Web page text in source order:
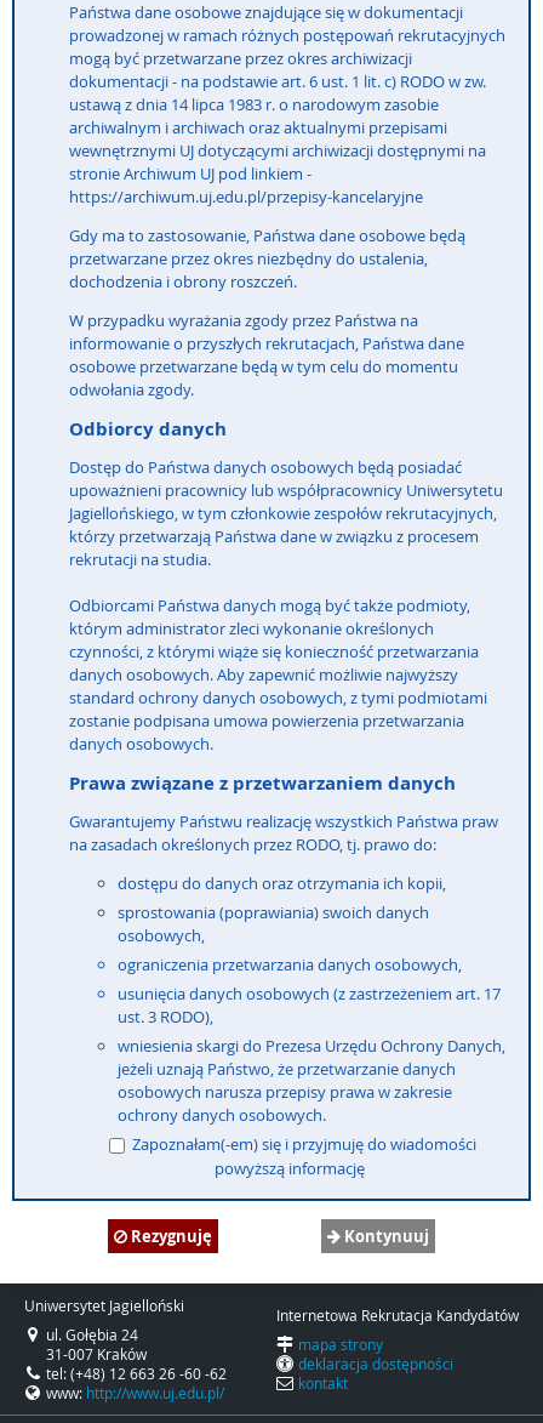
Państwa dane osobowe znajdujące się w dokumentacji
prowadzonej w ramach różnych postępowań rekrutacyjnych
mogą być przetwarzane przez okres archiwizacji
dokumentacji - na podstawie art. 6 ust. 1 lit. c) RODO w zw.
ustawą z dnia 14 lipca 1983 r. o narodowym zasobie
archiwalnym i archiwach oraz aktualnymi przepisami
wewnętrznymi UJ dotyczącymi archiwizacji dostępnymi na
stronie Archiwum UJ pod linkiem -
https://archiwum.uj.edu.pl/przepisy-kancelaryjne
Gdy ma to zastosowanie, Państwa dane osobowe będą
przetwarzane przez okres niezbędny do ustalenia,
dochodzenia i obrony roszczeń.
W przypadku wyrażania zgody przez Państwa na
informowanie o przyszłych rekrutacjach, Państwa dane
osobowe przetwarzane będą w tym celu do momentu
odwołania zgody.
Odbiorcy danych
Dostęp do Państwa danych osobowych będą posiadać
upoważnieni pracownicy lub współpracownicy Uniwersytetu
Jagiellońskiego, w tym członkowie zespołów rekrutacyjnych,
którzy przetwarzają Państwa dane w związku z procesem
rekrutacji na studia.
Odbiorcami Państwa danych mogą być także podmioty,
którym administrator zleci wykonanie określonych
czynności, z którymi wiąże się konieczność przetwarzania
danych osobowych. Aby zapewnić możliwie najwyższy
standard ochrony danych osobowych, z tymi podmiotami
zostanie podpisana umowa powierzenia przetwarzania
danych osobowych.
Prawa związane z przetwarzaniem danych
Gwarantujemy Państwu realizację wszystkich Państwa praw
na zasadach określonych przez RODO, tj. prawo do:
dostępu do danych oraz otrzymania ich kopii,
sprostowania (poprawiania) swoich danych
osobowych,
ograniczenia przetwarzania danych osobowych,
usunięcia danych osobowych (z zastrzeżeniem art. 17
ust. 3 RODO),
wniesienia skargi do Prezesa Urzędu Ochrony Danych,
jeżeli uznają Państwo, że przetwarzanie danych
osobowych narusza przepisy prawa w zakresie
ochrony danych osobowych.
Zapoznałam(-em) się i przyjmuję do wiadomości
powyższą informację
Rezygnuję Kontynuuj
Uniwersytet Jagielloński
ul. Gołębia 24
31-007 Kraków
tel: (+48) 12 663 26 -60 -62
www: http://www.uj.edu.pl/
Internetowa Rekrutacja Kandydatów
mapa strony
deklaracja dostępności
kontakt